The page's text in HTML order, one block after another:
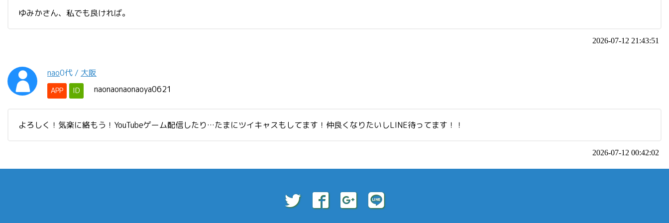
ゆみかさん、私でも良ければ。
2026-07-12 21:43:51
nao0代 / 大阪
APP ID naonaonaonaoya0621
よろしく！気楽に絡もう！YouTubeゲーム配信したり…たまにツイキャスもしてます！仲良くなりたいしLINE待ってます！！
2026-07-12 00:42:02